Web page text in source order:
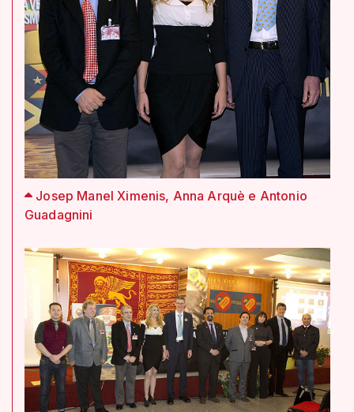
Josep Manel Ximenis, Anna Arquè e Antonio
Guadagnini